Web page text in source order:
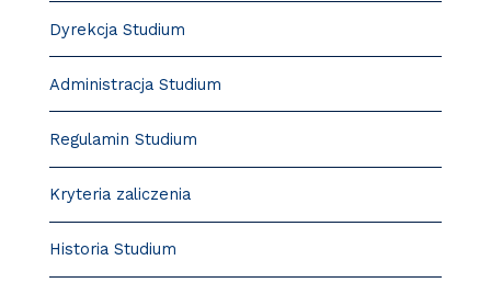
Dyrekcja Studium
Administracja Studium
Regulamin Studium
Kryteria zaliczenia
Historia Studium